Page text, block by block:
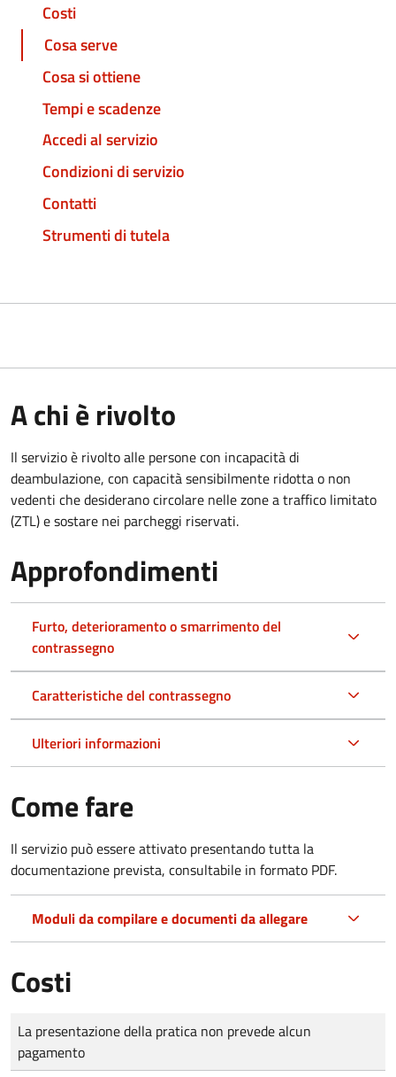
Costi
Cosa serve
Cosa si ottiene
Tempi e scadenze
Accedi al servizio
Condizioni di servizio
Contatti
Strumenti di tutela
A chi è rivolto
Il servizio è rivolto alle persone con incapacità di
deambulazione, con capacità sensibilmente ridotta o non
vedenti che desiderano circolare nelle zone a traffico limitato
(ZTL) e sostare nei parcheggi riservati.
Approfondimenti
Furto, deterioramento o smarrimento del
contrassegno
Caratteristiche del contrassegno
Ulteriori informazioni
Come fare
Il servizio può essere attivato presentando tutta la
documentazione prevista, consultabile in formato PDF.
Moduli da compilare e documenti da allegare
Costi
Tipo di pagamento
Importo
La presentazione della pratica non prevede alcun
pagamento